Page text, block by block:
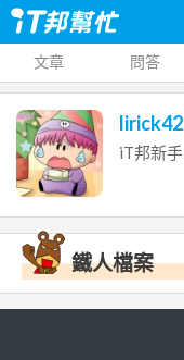
文章 問答
lirick42
iT邦新手
鐵人檔案